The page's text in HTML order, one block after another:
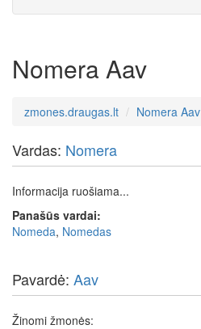
Nomera Aav
zmones.draugas.lt Nomera Aav
Vardas: Nomera
Informacija ruošiama...
Panašūs vardai:
Nomeda, Nomedas
Pavardė: Aav
Žinomi žmonės: